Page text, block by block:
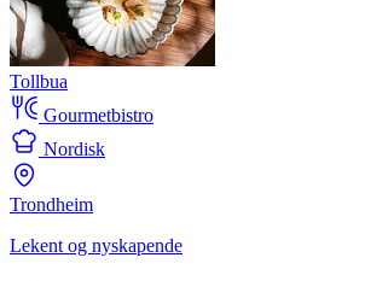
Tollbua
Gourmetbistro
Nordisk
Trondheim
Lekent og nyskapende